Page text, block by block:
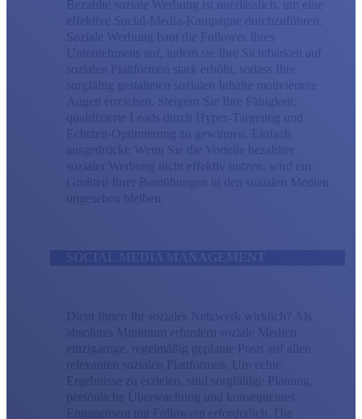
Bezahlte soziale Werbung ist unerlässlich, um eine
effektive Social-Media-Kampagne durchzuführen.
Soziale Werbung baut die Follower Ihres
Unternehmens auf, indem sie Ihre Sichtbarkeit auf
sozialen Plattformen stark erhöht, sodass Ihre